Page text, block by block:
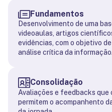
Fundamentos
Desenvolvimento de uma
videoaulas, artigos
evidências, com o objetivo
análise crítica da informação.
Consolidação
Avaliações e feedbacks que
permitem o acompanhento